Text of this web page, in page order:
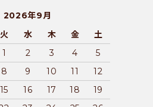
2026年9月
火 水 木 金
土
1
2 3 4
5
8 9 10 11
12
15 16 17 18
19